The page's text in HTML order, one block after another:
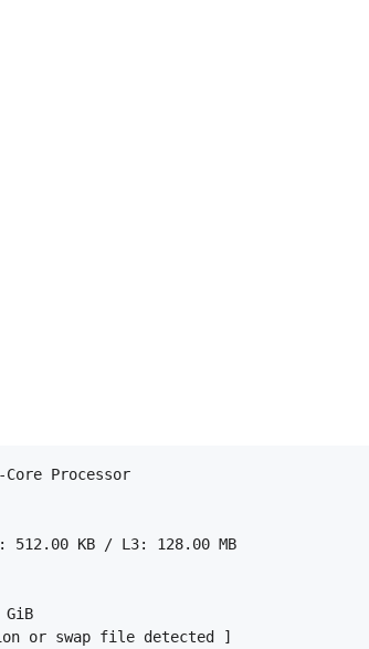
Processor
KB / L3: 128.00 MB
or swap file detected ]